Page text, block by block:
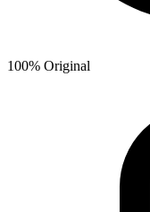
100% Original